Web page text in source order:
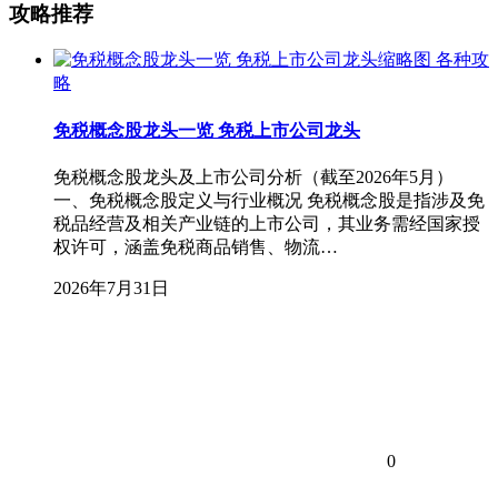
攻略推荐
各种攻
略
免税概念股龙头一览 免税上市公司龙头
免税概念股龙头及上市公司分析（截至2026年5月）
一、免税概念股定义与行业概况 免税概念股是指涉及免
税品经营及相关产业链的上市公司，其业务需经国家授
权许可，涵盖免税商品销售、物流…
2026年7月31日
0